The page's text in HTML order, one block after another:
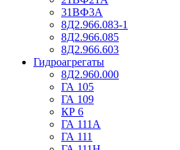
31ВФ3А
8Д2.966.083-1
8Д2.966.085
8Д2.966.603
Гидроагрегаты
8Д2.960.000
ГА 105
ГА 109
КР 6
ГА 111А
ГА 111